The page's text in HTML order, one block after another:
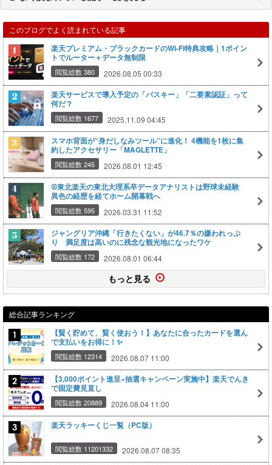
このブログでよく読まれている記事
楽天プレミアム・ブラックカードのWi-Fi特典攻略｜1ポイン
トでルーター＋データ無制限
閲覧総数 380 2026.08.05 00:33
楽天サービスで導入予定の「パスキー」「二要素認証」って
何だ？
閲覧総数 1677 2025.11.09 04:45
スマホ背面が“身だしなみツール”に進化！ 4機能を1枚に集
約したアクセサリー「MAGLETTE」
閲覧総数 245 2026.08.01 12:45
⚾️東北楽天の東北大理系卒データアナリストは野球未経験
異色の経歴を経てホーム開幕戦へ
閲覧総数 595 2026.03.31 11:52
ジャングリア沖縄「行きたくない」が46.7％の嫌われっぷ
り 満足度は高いのに残念な観光地になったワケ
閲覧総数 172 2026.08.01 06:44
もっと見る
総合記事ランキング
【賢く貯めて、賢く使おう！】あなたに合ったカードを選ん
で支払いをお得に！✨
閲覧総数 12314 2026.08.07 11:00
【3,000ポイント進呈×抽選キャンペーン実施中】楽天でんき
で固定費見直し
閲覧総数 20889 2026.08.04 11:00
楽天ラッキーくじ一覧（PC版）
閲覧総数 11201332 2026.08.07 08:35